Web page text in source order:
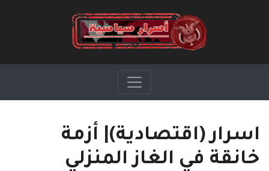
اسرار (اقتصادية)| أزمة
خانقة في الغاز المنزلي